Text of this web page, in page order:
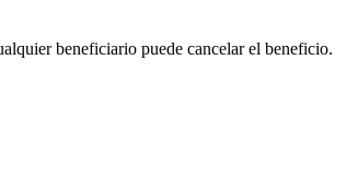
beneficiario puede cancelar el beneficio.